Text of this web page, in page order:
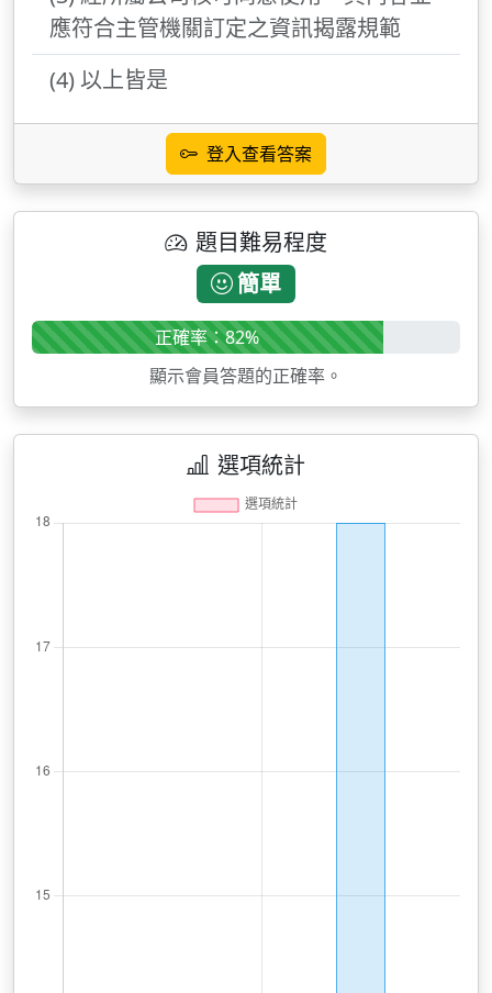
應符合主管機關訂定之資訊揭露規範
(4) 以上皆是
登入查看答案
題目難易程度
簡單
正確率：82%
顯示會員答題的正確率。
選項統計